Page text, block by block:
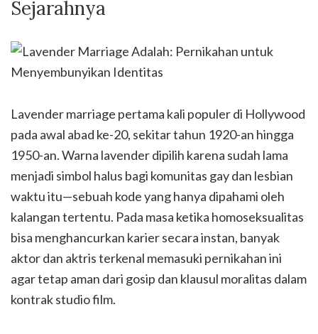
Sejarahnya
Lavender marriage pertama kali populer di Hollywood
pada awal abad ke-20, sekitar tahun 1920-an hingga
1950-an. Warna lavender dipilih karena sudah lama
menjadi simbol halus bagi komunitas gay dan lesbian
waktu itu—sebuah kode yang hanya dipahami oleh
kalangan tertentu. Pada masa ketika homoseksualitas
bisa menghancurkan karier secara instan, banyak
aktor dan aktris terkenal memasuki pernikahan ini
agar tetap aman dari gosip dan klausul moralitas dalam
kontrak studio film.